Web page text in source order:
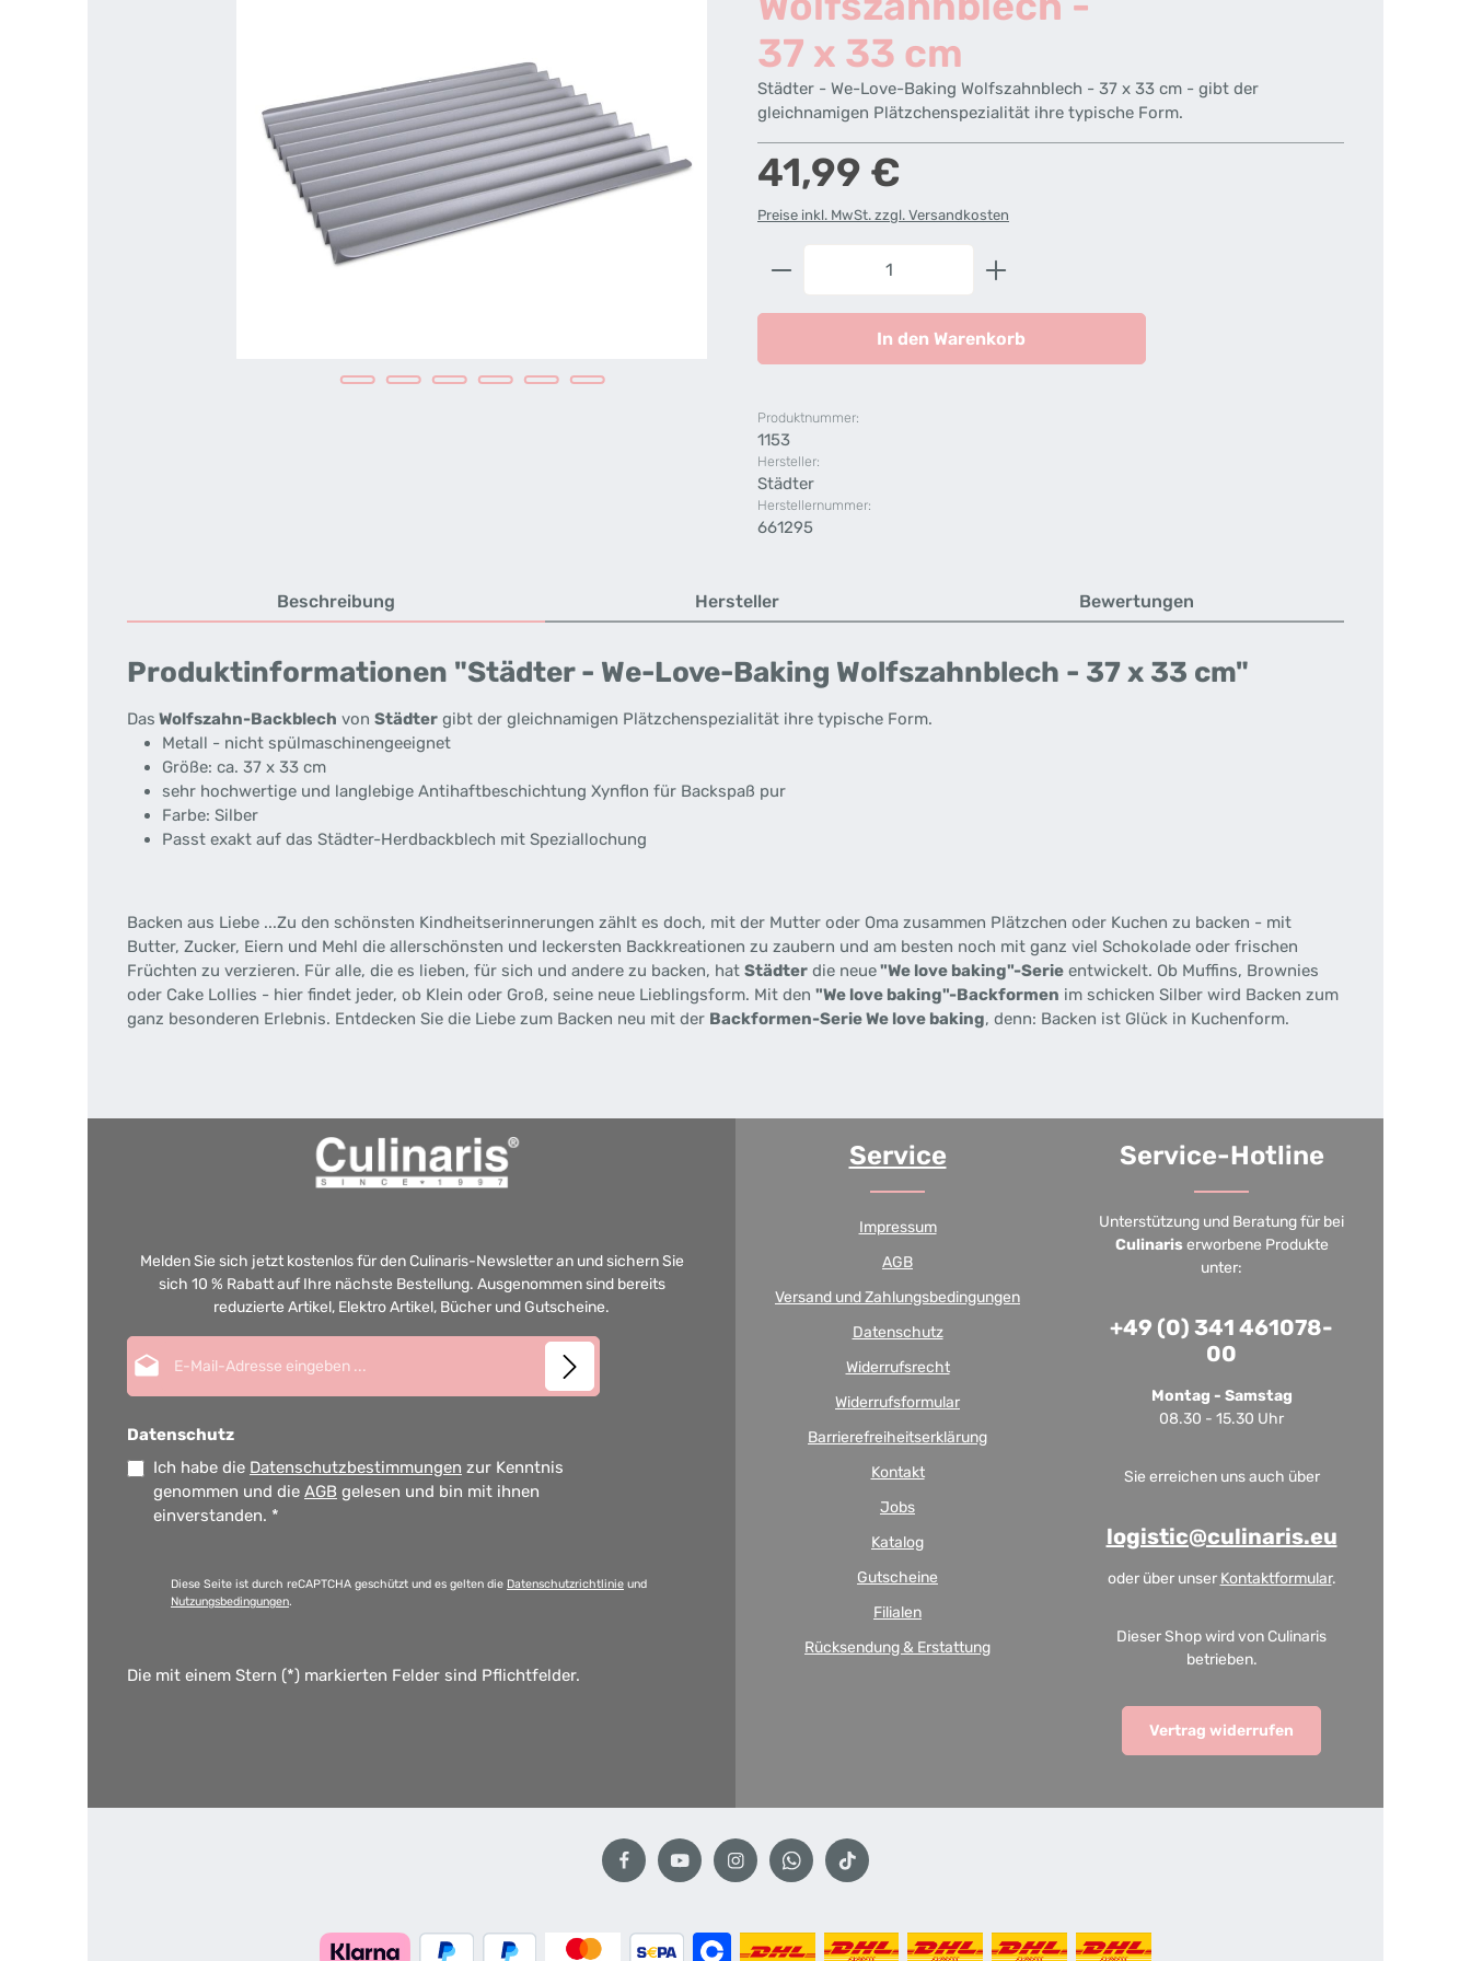
37 x 33 cm
Städter - We-Love-Baking Wolfszahnblech - 37 x 33 cm - gibt der
gleichnamigen Plätzchenspezialität ihre typische Form.
Regulärer Preis:
41,99 €
Preise inkl. MwSt. zzgl. Versandkosten
Produkt Anzahl: Gib den gewünschten Wert ein oder
In den Warenkorb
Produktnummer:
1153
Hersteller:
Städter
Herstellernummer:
661295
Beschreibung Hersteller Bewertungen
Produktinformationen "Städter - We-Love-Baking Wolfszahnblech - 37 x 33 cm"
Das Wolfszahn-Backblech von Städter gibt der gleichnamigen Plätzchenspezialität ihre typische Form.
Metall - nicht spülmaschinengeeignet
Größe: ca. 37 x 33 cm
sehr hochwertige und langlebige Antihaftbeschichtung Xynflon für Backspaß pur
Farbe: Silber
Passt exakt auf das Städter-Herdbackblech mit Speziallochung
Backen aus Liebe ...Zu den schönsten Kindheitserinnerungen zählt es doch, mit der Mutter oder Oma zusammen Plätzchen oder Kuchen zu backen - mit
Butter, Zucker, Eiern und Mehl die allerschönsten und leckersten Backkreationen zu zaubern und am besten noch mit ganz viel Schokolade oder frischen
Früchten zu verzieren. Für alle, die es lieben, für sich und andere zu backen, hat Städter die neue"We love baking"-Serie entwickelt. Ob Muffins, Brownies
oder Cake Lollies - hier findet jeder, ob Klein oder Groß, seine neue Lieblingsform. Mit den "We love baking"-Backformen im schicken Silber wird Backen zum
ganz besonderen Erlebnis. Entdecken Sie die Liebe zum Backen neu mit der Backformen-Serie We love baking, denn: Backen ist Glück in Kuchenform.
Melden Sie sich jetzt kostenlos für den Culinaris-Newsletter an und sichern Sie
sich 10 % Rabatt auf Ihre nächste Bestellung. Ausgenommen sind bereits
reduzierte Artikel, Elektro Artikel, Bücher und Gutscheine.
Datenschutz
Ich habe die Datenschutzbestimmungen zur Kenntnis
genommen und die AGB gelesen und bin mit ihnen
einverstanden. *
Diese Seite ist durch reCAPTCHA geschützt und es gelten die Datenschutzrichtlinie und
Nutzungsbedingungen.
Die mit einem Stern (*) markierten Felder sind Pflichtfelder.
Service
Impressum
AGB
Versand und Zahlungsbedingungen
Datenschutz
Widerrufsrecht
Widerrufsformular
Barrierefreiheitserklärung
Kontakt
Jobs
Katalog
Gutscheine
Filialen
Rücksendung & Erstattung
Service-Hotline
Unterstützung und Beratung für bei
Culinariserworbene Produkte
unter:
+49 (0) 341 461078-
00
Montag - Samstag
08.30 - 15.30 Uhr
Sie erreichen uns auch über
logistic@culinaris.eu
oder über unser Kontaktformular.
Dieser Shop wird von Culinaris
betrieben.
Vertrag widerrufen